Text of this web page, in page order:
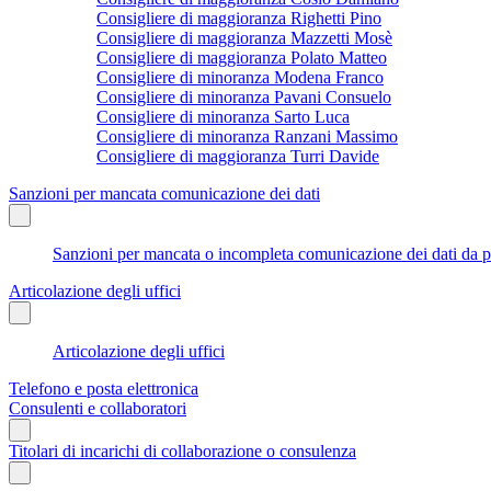
Consigliere di maggioranza Righetti Pino
Consigliere di maggioranza Mazzetti Mosè
Consigliere di maggioranza Polato Matteo
Consigliere di minoranza Modena Franco
Consigliere di minoranza Pavani Consuelo
Consigliere di minoranza Sarto Luca
Consigliere di minoranza Ranzani Massimo
Consigliere di maggioranza Turri Davide
Sanzioni per mancata comunicazione dei dati
Sanzioni per mancata o incompleta comunicazione dei dati
Articolazione degli uffici
Articolazione degli uffici
Telefono e posta elettronica
Consulenti e collaboratori
Titolari di incarichi di collaborazione o consulenza